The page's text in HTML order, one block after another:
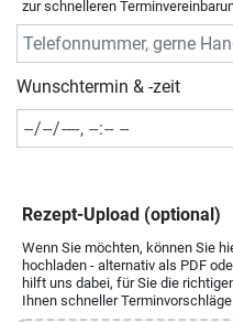
zur schnelleren
Wunschtermin & -zeit
Rezept-Upload (optional)
Wenn Sie möchten, können Sie
hochladen - alternativ als PDF
hilft uns dabei, für Sie die
Ihnen schneller